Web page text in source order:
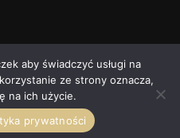
Redakcja Kontakt
aby świadczyć usługi na
ze strony oznacza,
na ich użycie.
prywatności